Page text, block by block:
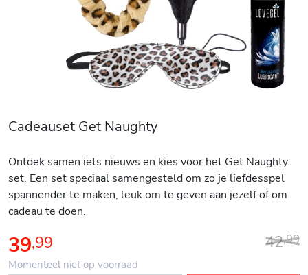
Cadeauset Get Naughty
Ontdek samen iets nieuws en kies voor het Get Naughty
set. Een set speciaal samengesteld om zo je liefdesspel
spannender te maken, leuk om te geven aan jezelf of om
cadeau te doen.
39,99 42,99
Momenteel niet op voorraad